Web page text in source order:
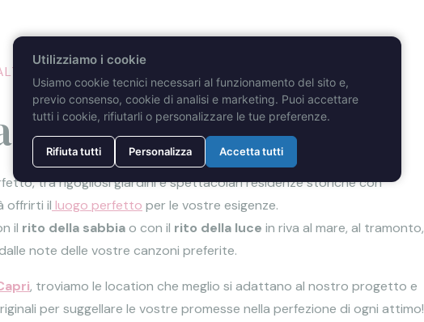
Capri
tra rigogliosi giardini e spettacolari residenze storiche con
offrirti il luogo perfetto per le vostre esigenze.
il rito della sabbiao con il rito della luce in riva al mare, al tramonto,
note delle vostre canzoni preferite.
, troviamo le location che meglio si adattano al nostro progetto e
per suggellare le vostre promesse nella perfezione di ogni attimo!
Utilizziamo i cookie
Usiamo cookie tecnici necessari al funzionamento del sito e,
previo consenso, cookie di analisi e marketing. Puoi accettare
tutti i cookie, rifiutarli o personalizzare le tue preferenze.
Rifiuta tutti Personalizza Accetta tutti